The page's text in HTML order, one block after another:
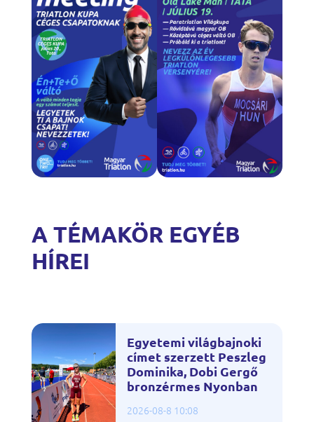
A TÉMAKÖR EGYÉB
HÍREI
Egyetemi világbajnoki
címet szerzett Peszleg
Dominika, Dobi Gergő
bronzérmes Nyonban
2026-08-8 10:08